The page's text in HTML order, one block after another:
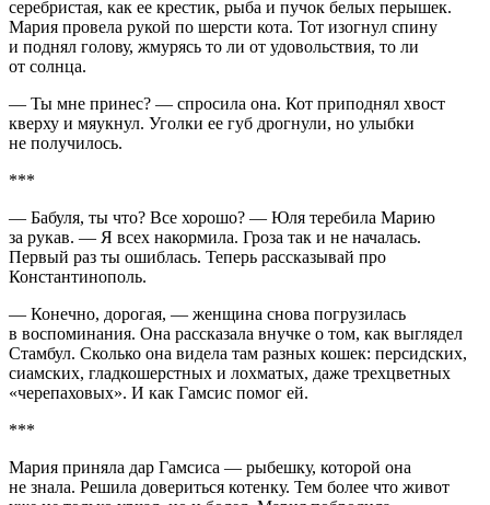
серебристая, как ее крестик, рыба и пучок белых перышек.
Мария провела рукой по шерсти кота. Тот изогнул спину
и поднял голову, жмурясь то ли от удовольствия, то ли
от солнца.
— Ты мне принес? — спросила она. Кот приподнял хвост
кверху и мяукнул. Уголки ее губ дрогнули, но улыбки
не получилось.
***
— Бабуля, ты что? Все хорошо? — Юля теребила Марию
за рукав. — Я всех накормила. Гроза так и не началась.
Первый раз ты ошиблась. Теперь рассказывай про
Константинополь.
— Конечно, дорогая, — женщина снова погрузилась
в воспоминания. Она рассказала внучке о том, как выглядел
Стамбул. Сколько она видела там разных кошек: персидских,
сиамских, гладкошерстных и лохматых, даже трехцветных
«черепаховых». И как Гамсис помог ей.
***
Мария приняла дар Гамсиса — рыбешку, которой она
не знала. Решила довериться котенку. Тем более что живот